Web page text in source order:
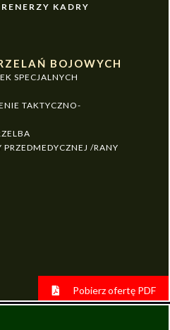
KADRY
BOJOWYCH
SPECJALNYCH
TAKTYCZNO-
/RANY
Pobierz ofertę PDF